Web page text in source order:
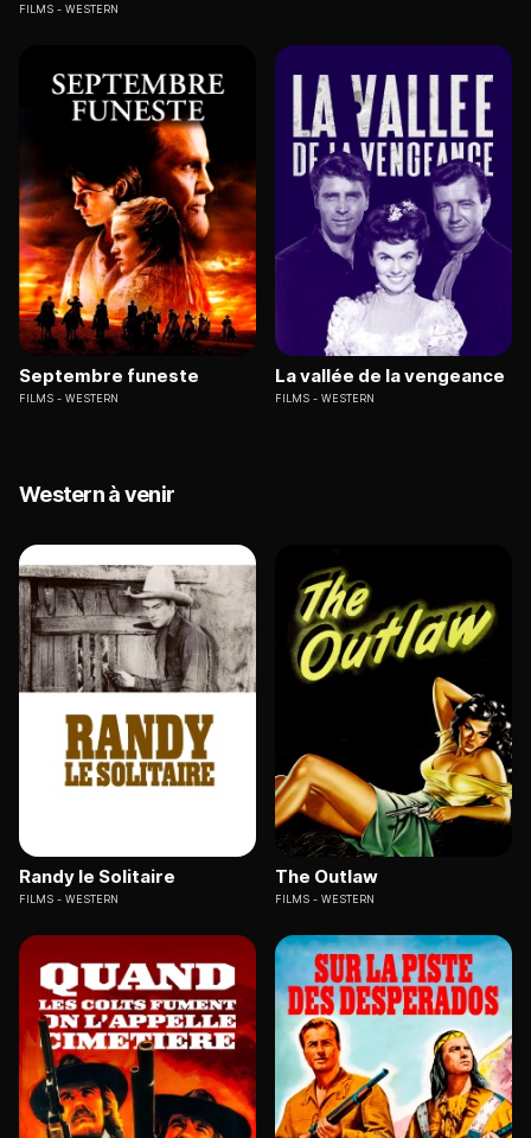
FILMS WESTERN
Septembre funeste
FILMS WESTERN
La vallée de la vengeance
FILMS WESTERN
Western à venir
Randy le Solitaire
FILMS WESTERN
The Outlaw
FILMS WESTERN